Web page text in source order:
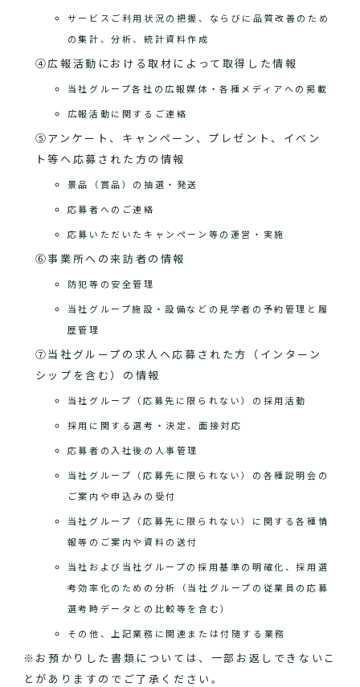
サービスご利用状況の把握、ならびに品質改善のため
の集計、分析、統計資料作成
④広報活動における取材によって取得した情報
当社グループ各社の広報媒体・各種メディアへの掲載
広報活動に関するご連絡
⑤アンケート、キャンペーン、プレゼント、イベン
ト等へ応募された方の情報
景品（賞品）の抽選・発送
応募者へのご連絡
応募いただいたキャンペーン等の運営・実施
⑥事業所への来訪者の情報
防犯等の安全管理
当社グループ施設・設備などの見学者の予約管理と履
歴管理
⑦当社グループの求人へ応募された方（インターン
シップを含む）の情報
当社グループ（応募先に限られない）の採用活動
採用に関する選考・決定、面接対応
応募者の入社後の人事管理
当社グループ（応募先に限られない）の各種説明会の
ご案内や申込みの受付
当社グループ（応募先に限られない）に関する各種情
報等のご案内や資料の送付
当社および当社グループの採用基準の明確化、採用選
考効率化のための分析（当社グループの従業員の応募
選考時データとの比較等を含む）
その他、上記業務に関連または付随する業務
※お預かりした書類については、一部お返しできないこ
とがありますのでご了承ください。